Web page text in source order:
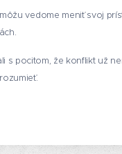
vedome meniť svoj
s pocitom, že konflikt už